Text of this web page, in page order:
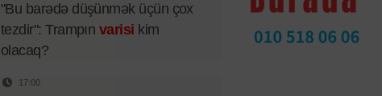
"Bu barədə düşünmək üçün çox
tezdir": Trampın varisi kim
olacaq?
17:00